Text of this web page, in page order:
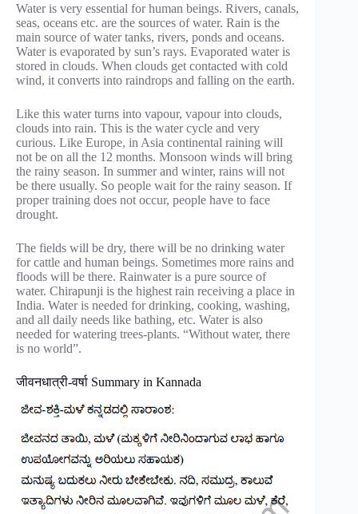
Water is very essential for human beings. Rivers, canals,
seas, oceans etc. are the sources of water. Rain is the
main source of water tanks, rivers, ponds and oceans.
Water is evaporated by sun’s rays. Evaporated water is
stored in clouds. When clouds get contacted with cold
wind, it converts into raindrops and falling on the earth.
Like this water turns into vapour, vapour into clouds,
clouds into rain. This is the water cycle and very
curious. Like Europe, in Asia continental raining will
not be on all the 12 months. Monsoon winds will bring
the rainy season. In summer and winter, rains will not
be there usually. So people wait for the rainy season. If
proper training does not occur, people have to face
drought.
The fields will be dry, there will be no drinking water
for cattle and human beings. Sometimes more rains and
floods will be there. Rainwater is a pure source of
water. Chirapunji is the highest rain receiving a place in
India. Water is needed for drinking, cooking, washing,
and all daily needs like bathing, etc. Water is also
needed for watering trees-plants. “Without water, there
is no world”.
जीवनधात्री-वर्षा Summary in Kannada